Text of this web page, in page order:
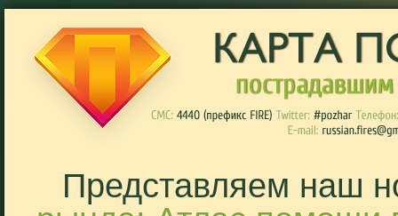
Представляем наш